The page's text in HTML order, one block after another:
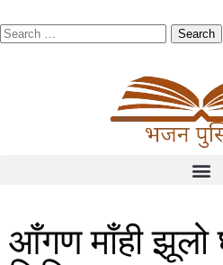
आँगण माँही झूलो